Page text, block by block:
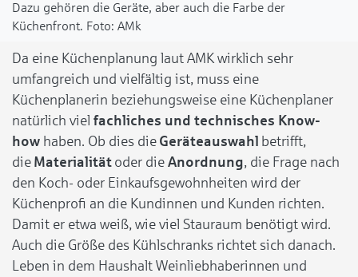
Dazu gehören die Geräte, aber auch die Farbe der
Küchenfront.
AMk
Da eine Küchenplanung laut AMK wirklich sehr
umfangreich und vielfältig ist, muss eine
Küchenplanerin beziehungsweise eine Küchenplaner
natürlich viel fachliches und technisches Know-
how haben. Ob dies die Geräteauswahl betrifft,
die Materialität oder die Anordnung, die Frage nach
den Koch- oder Einkaufsgewohnheiten wird der
Küchenprofi an die Kundinnen und Kunden richten.
Damit er etwa weiß, wie viel Stauraum benötigt wird.
Auch die Größe des Kühlschranks richtet sich danach.
Leben in dem Haushalt Weinliebhaberinnen und